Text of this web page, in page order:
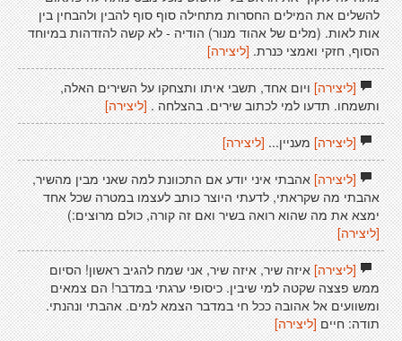
להשלים את המילים החסרות מתחילה סוף סוף להבין ולהבחין בין
אות לאות. (מלים של אהוד מנור) הודיה - לא קשה להזדהות במיוחד
הסוף, חזקי ואמצי כּנרת. [ליצירה]
[ליצירה]ויום אחד, תשבי איתו ותצחקו על השירים האלה,
ותשמחו. תדעו למי לכתוב שירים. בהצלחה . [ליצירה]
[ליצירה]מעניין...[ליצירה]
[ליצירה]אהבתי איני יודע אם התכוונת למה שאני מבין מהשיר,
אהבתי מה שקראתי, לדעתי היוצר כותב לעצמו במטרה שכל אחד
ימצא את מה שהוא רואה בשיר ואם זה קורה, כולם מרוצים:)
[ליצירה]
[ליצירה]איזה שיר, איזה שיר, אני שמח להגיב ראשון! הסיום
ממש פצצה שקטה למי שיבין. כיסופי ערגתי במדבר! הם צמאים
ומשוועים אל אהובה ככל חי במדבר הצמא למים. אהבתי ונהנתי.
תודה: חיים[ליצירה]